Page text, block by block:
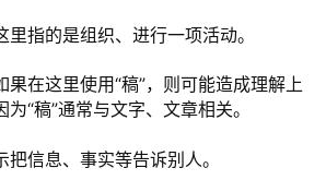
里指的是组织、进行一项活动。
果在这里使用“稿”，则可能造成理解上
为“稿”通常与文字、文章相关。
把信息、事实等告诉别人。